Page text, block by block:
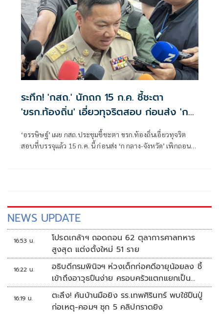
ระทึก! 'กสถ.' นักถก 15 ก.ค. ชี้ชะตา
'ขรก.ท้องถิ่น' เอี่ยวทุจริตสอบ ก่อนส่ง 'ก
กลาง-จังหวัด' เพิกถอนบรรจุ
‘อรรษิษฐ์’ เผย กสถ.ประชุมชี้ชะตา ขรก.ท้องถิ่นเอี่ยวทุจริต
สอบที่บรรจุแล้ว 15 ก.ค. นี้ ก่อนส่ง ‘ก กลาง-จังหวัด’ เพิกถอน
NEWS UPDATE
16:53 น.
โปรดเกล้าฯ ถอดถอน 62 ตุลาการศาลทหาร
สูงสุด แต่งตั้งใหม่ 51 ราย
16:22 น.
อธิบดีกรมพินิจฯ ห่วงเด็กก่อคดีอายุน้อยลง ชี้
เข้าถึงอาวุธปืนง่าย ครอบครัวแตกแยกเป็น
ชนวนสำคัญ
16:19 น.
ตะลึง! ค้นบ้านมือยิง รร.เทพศิรินทร์ พบใช้ปืนปู่
ก่อเหตุ-คอมฯ ซุก 5 คลิปกราดยิง